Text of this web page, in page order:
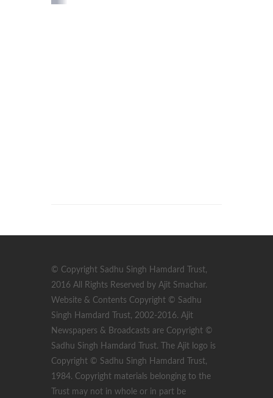
© Copyright Sadhu Singh Hamdard Trust,
2016 All Rights Reserved by Ajit Smachar.
Website & Contents Copyright © Sadhu
Singh Hamdard Trust, 2002-2016. Ajit
Newspapers & Broadcasts are Copyright ©
Sadhu Singh Hamdard Trust. The Ajit logo is
Copyright © Sadhu Singh Hamdard Trust,
1984. Copyright materials belonging to the
Trust may not in whole or in part be